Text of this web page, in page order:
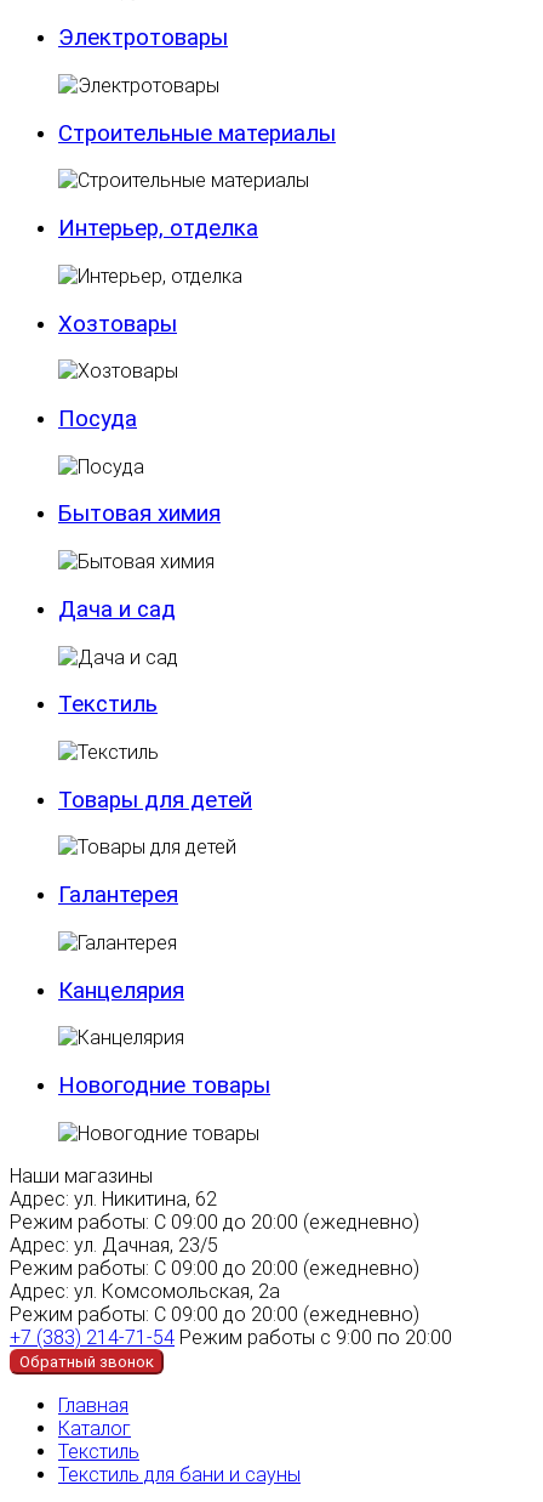
Электротовары
Строительные материалы
Интерьер, отделка
Хозтовары
Посуда
Бытовая химия
Дача и сад
Текстиль
Товары для детей
Галантерея
Канцелярия
Новогодние товары
Наши магазины
Адрес: ул. Никитина, 62
Режим работы: С 09:00 до 20:00 (ежедневно)
Адрес: ул. Дачная, 23/5
Режим работы: С 09:00 до 20:00 (ежедневно)
Адрес: ул. Комсомольская, 2а
Режим работы: С 09:00 до 20:00 (ежедневно)
+7 (383) 214-71-54 Режим работы с 9:00 по 20:00
Обратный звонок
Главная
Каталог
Текстиль
Текстиль для бани и сауны